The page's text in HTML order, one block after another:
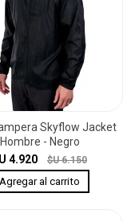
Skyflow Jacket
Hombre - Negro
4.920
$U 6.150